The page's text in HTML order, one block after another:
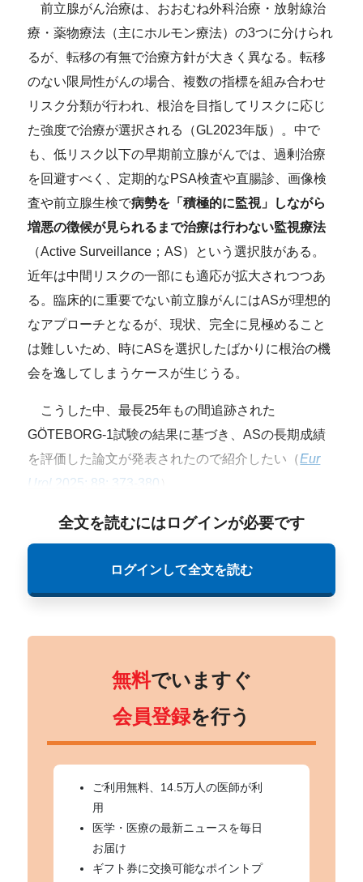
前立腺がん治療は、おおむね外科治療・放射線治
療・薬物療法（主にホルモン療法）の3つに分けられ
るが、転移の有無で治療方針が大きく異なる。転移
のない限局性がんの場合、複数の指標を組み合わせ
リスク分類が行われ、根治を目指してリスクに応じ
た強度で治療が選択される（GL2023年版）。中で
も、低リスク以下の早期前立腺がんでは、過剰治療
を回避すべく、定期的なPSA検査や直腸診、画像検
査や前立腺生検で病勢を「積極的に監視」しながら
増悪の徴候が見られるまで治療は行わない監視療法
（Active Surveillance；AS）という選択肢がある。
近年は中間リスクの一部にも適応が拡大されつつあ
る。臨床的に重要でない前立腺がんにはASが理想的
なアプローチとなるが、現状、完全に見極めること
は難しいため、時にASを選択したばかりに根治の機
会を逸してしまうケースが生じうる。
こうした中、最長25年もの間追跡された
GÖTEBORG-1試験の結果に基づき、ASの長期成績
を評価した論文が発表されたので紹介したい（Eur
Urol 2025; 88: 373-380
全文を読むにはログインが必要です
ログインして全文を読む
無料でいますぐ
会員登録を行う
ご利用無料、14.5万人の医師が利
用
医学・医療の最新ニュースを毎日
お届け
ギフト券に交換可能なポイントプ